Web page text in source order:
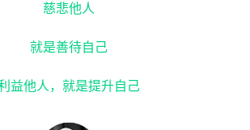
慈悲他人
就是善待自己
益他人，就是提升自己